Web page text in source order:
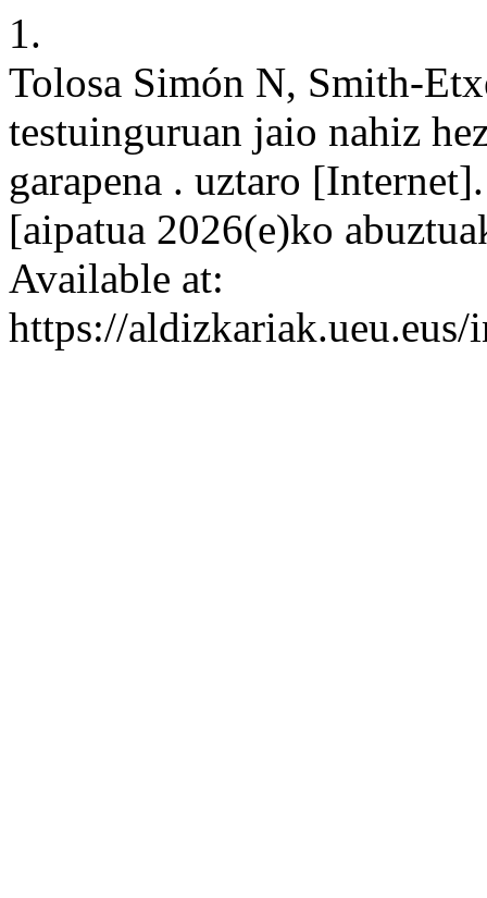
1.
Tolosa Simón N, Smith-
testuinguruan jaio nahiz
garapena . uztaro
[aipatua 2026(e)ko
Available at:
https://